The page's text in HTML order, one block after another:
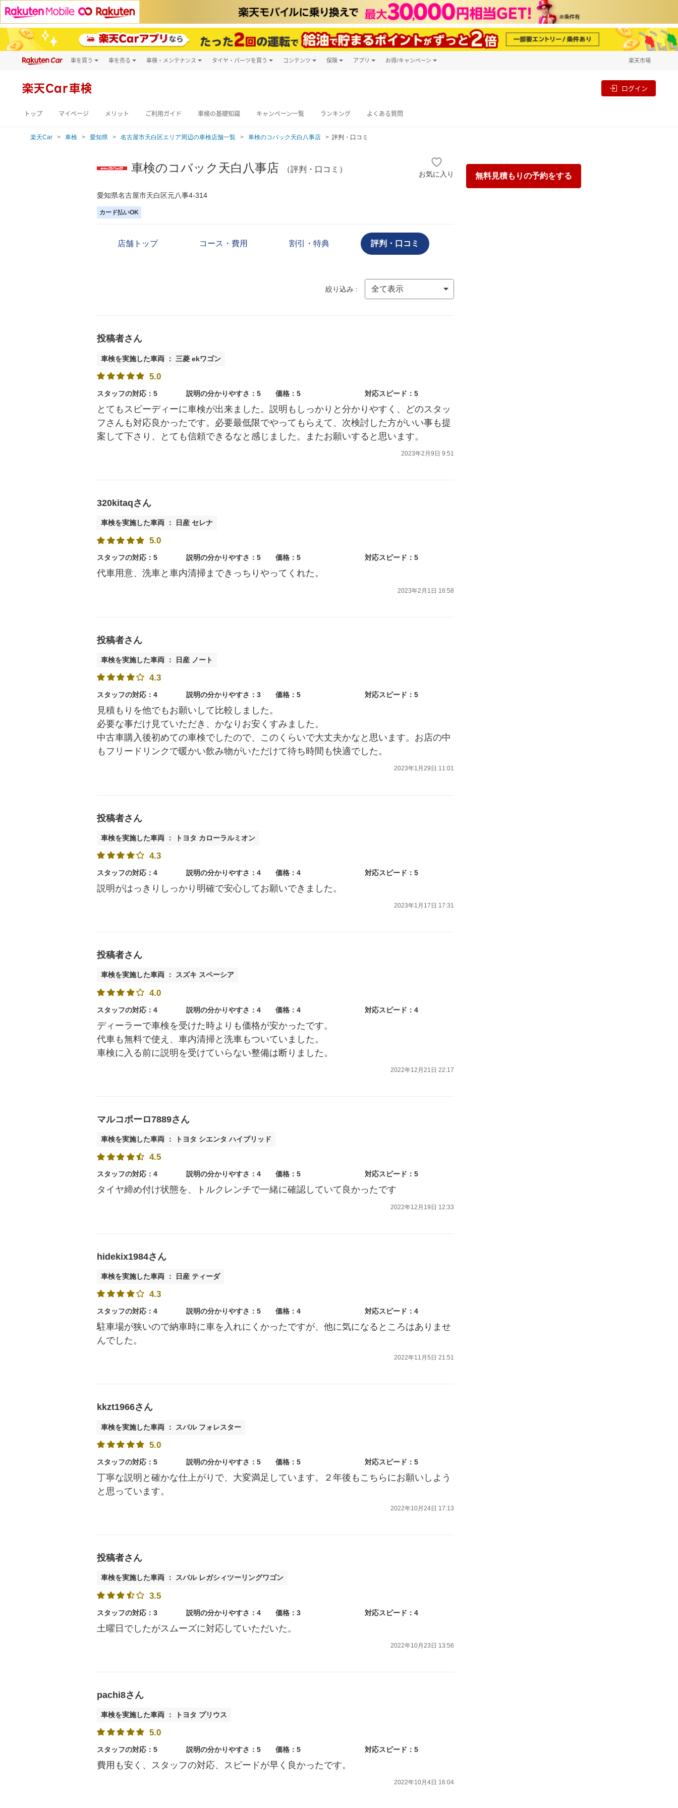
車を買う
新車
車を売る 車検・メンテナンス タイヤ・パーツを買う コンテンツ 保険 アプリ お得/キャンペーン 楽天市場
楽天Car車検 ログイン
トップ マイページ メリット ご利用ガイド 車検の基礎知識 キャンペーン一覧 ランキング よくある質問
楽天Car 車検 愛知県 名古屋市天白区エリア周辺の車検店舗一覧 車検のコバック天白八事店 評判・口コミ
無料見積もりの予約をする
車検のコバック天白八事店 （評判・口コミ）
お気に入り
愛知県名古屋市天白区元八事4-314
カード払いOK
店舗トップ コース・費用 割引・特典 評判・口コミ
絞り込み :
投稿者さん
車検を実施した車両 ： 三菱 ekワゴン
5.0
スタッフの対応：5 説明の分かりやすさ：5 価格：5 対応スピード：5
とてもスピーディーに車検が出来ました。説明もしっかりと分かりやすく、どのスタッ
フさんも対応良かったです。必要最低限でやってもらえて、次検討した方がいい事も提
案して下さり、とても信頼できるなと感じました。またお願いすると思います。
2023年2月9日 9:51
320kitaqさん
車検を実施した車両 ： 日産 セレナ
5.0
スタッフの対応：5 説明の分かりやすさ：5 価格：5 対応スピード：5
代車用意、洗車と車内清掃まできっちりやってくれた。
2023年2月1日 16:58
投稿者さん
車検を実施した車両 ： 日産 ノート
4.3
スタッフの対応：4 説明の分かりやすさ：3 価格：5 対応スピード：5
見積もりを他でもお願いして比較しました。
必要な事だけ見ていただき、かなりお安くすみました。
中古車購入後初めての車検でしたので、このくらいで大丈夫かなと思います。お店の中
もフリードリンクで暖かい飲み物がいただけて待ち時間も快適でした。
2023年1月29日 11:01
投稿者さん
車検を実施した車両 ： トヨタ カローラルミオン
4.3
スタッフの対応：4 説明の分かりやすさ：4 価格：4 対応スピード：5
説明がはっきりしっかり明確で安心してお願いできました。
2023年1月17日 17:31
投稿者さん
車検を実施した車両 ： スズキ スペーシア
4.0
スタッフの対応：4 説明の分かりやすさ：4 価格：4 対応スピード：4
ディーラーで車検を受けた時よりも価格が安かったです。
代車も無料で使え、車内清掃と洗車もついていました。
車検に入る前に説明を受けていらない整備は断りました。
2022年12月21日 22:17
マルコポーロ7889さん
車検を実施した車両 ： トヨタ シエンタ ハイブリッド
4.5
スタッフの対応：4 説明の分かりやすさ：4 価格：5 対応スピード：5
タイヤ締め付け状態を、トルクレンチで一緒に確認していて良かったです
2022年12月19日 12:33
hidekix1984さん
車検を実施した車両 ： 日産 ティーダ
4.3
スタッフの対応：4 説明の分かりやすさ：5 価格：4 対応スピード：4
駐車場が狭いので納車時に車を入れにくかったですが、他に気になるところはありませ
んでした。
2022年11月5日 21:51
kkzt1966さん
車検を実施した車両 ： スバル フォレスター
5.0
スタッフの対応：5 説明の分かりやすさ：5 価格：5 対応スピード：5
丁寧な説明と確かな仕上がりで、大変満足しています。２年後もこちらにお願いしよう
と思っています。
2022年10月24日 17:13
投稿者さん
車検を実施した車両 ： スバル レガシィツーリングワゴン
3.5
スタッフの対応：3 説明の分かりやすさ：4 価格：3 対応スピード：4
土曜日でしたがスムーズに対応していただいた。
2022年10月23日 13:56
pachi8さん
車検を実施した車両 ： トヨタ プリウス
5.0
スタッフの対応：5 説明の分かりやすさ：5 価格：5 対応スピード：5
費用も安く、スタッフの対応、スピードが早く良かったです。
2022年10月4日 16:04